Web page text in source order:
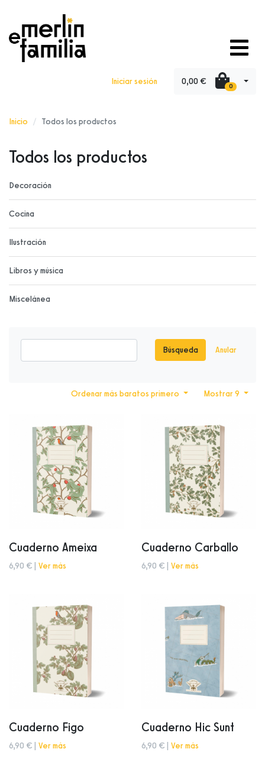
Iniciar sesión 0,00 € 0
Inicio Todos los productos
Todos los productos
Decoración
Cocina
Ilustración
Libros y música
Miscelánea
Búsqueda Anular
Mostrar 9
Ordenar más baratos primero
Cuaderno Ameixa
6,90 € | Ver más
Cuaderno Carballo
6,90 € | Ver más
Cuaderno Figo
6,90 € | Ver más
Cuaderno Hic Sunt
6,90 € | Ver más